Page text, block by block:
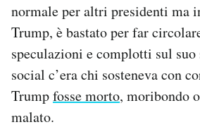
Area Personale
Newsletter
Notifiche mobile
Regala il Post
Hai bisogno di aiuto?
Esci
normale per altri presidenti ma
Trump, è bastato per far
speculazioni e complotti sul
social c’era chi sosteneva con
Trumpfosse morto, moribondo
malato.